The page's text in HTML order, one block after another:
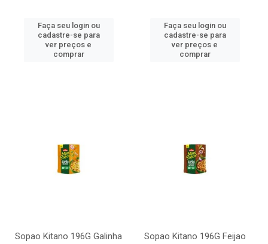
Faça seu login ou
cadastre-se para
ver preços e
comprar
Faça seu login ou
cadastre-se para
ver preços e
comprar
Sopao Kitano 196G Galinha Sopao Kitano 196G Feijao